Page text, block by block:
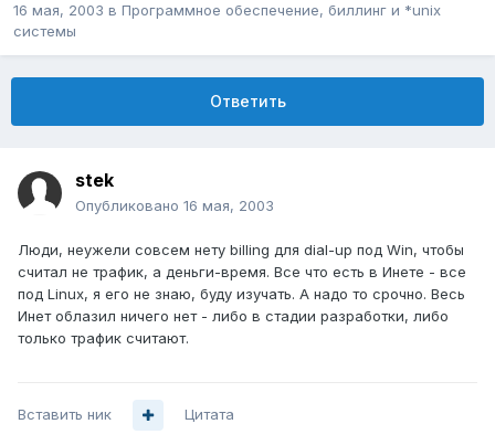
16 мая, 2003 в Программное обеспечение, биллинг и *unix
системы
Ответить
stek
Опубликовано 16 мая, 2003
Люди, неужели совсем нету billing для dial-up под Win, чтобы
считал не трафик, а деньги-время. Все что есть в Инете - все
под Linux, я его не знаю, буду изучать. А надо то срочно. Весь
Инет облазил ничего нет - либо в стадии разработки, либо
только трафик считают.
Вставить ник Цитата